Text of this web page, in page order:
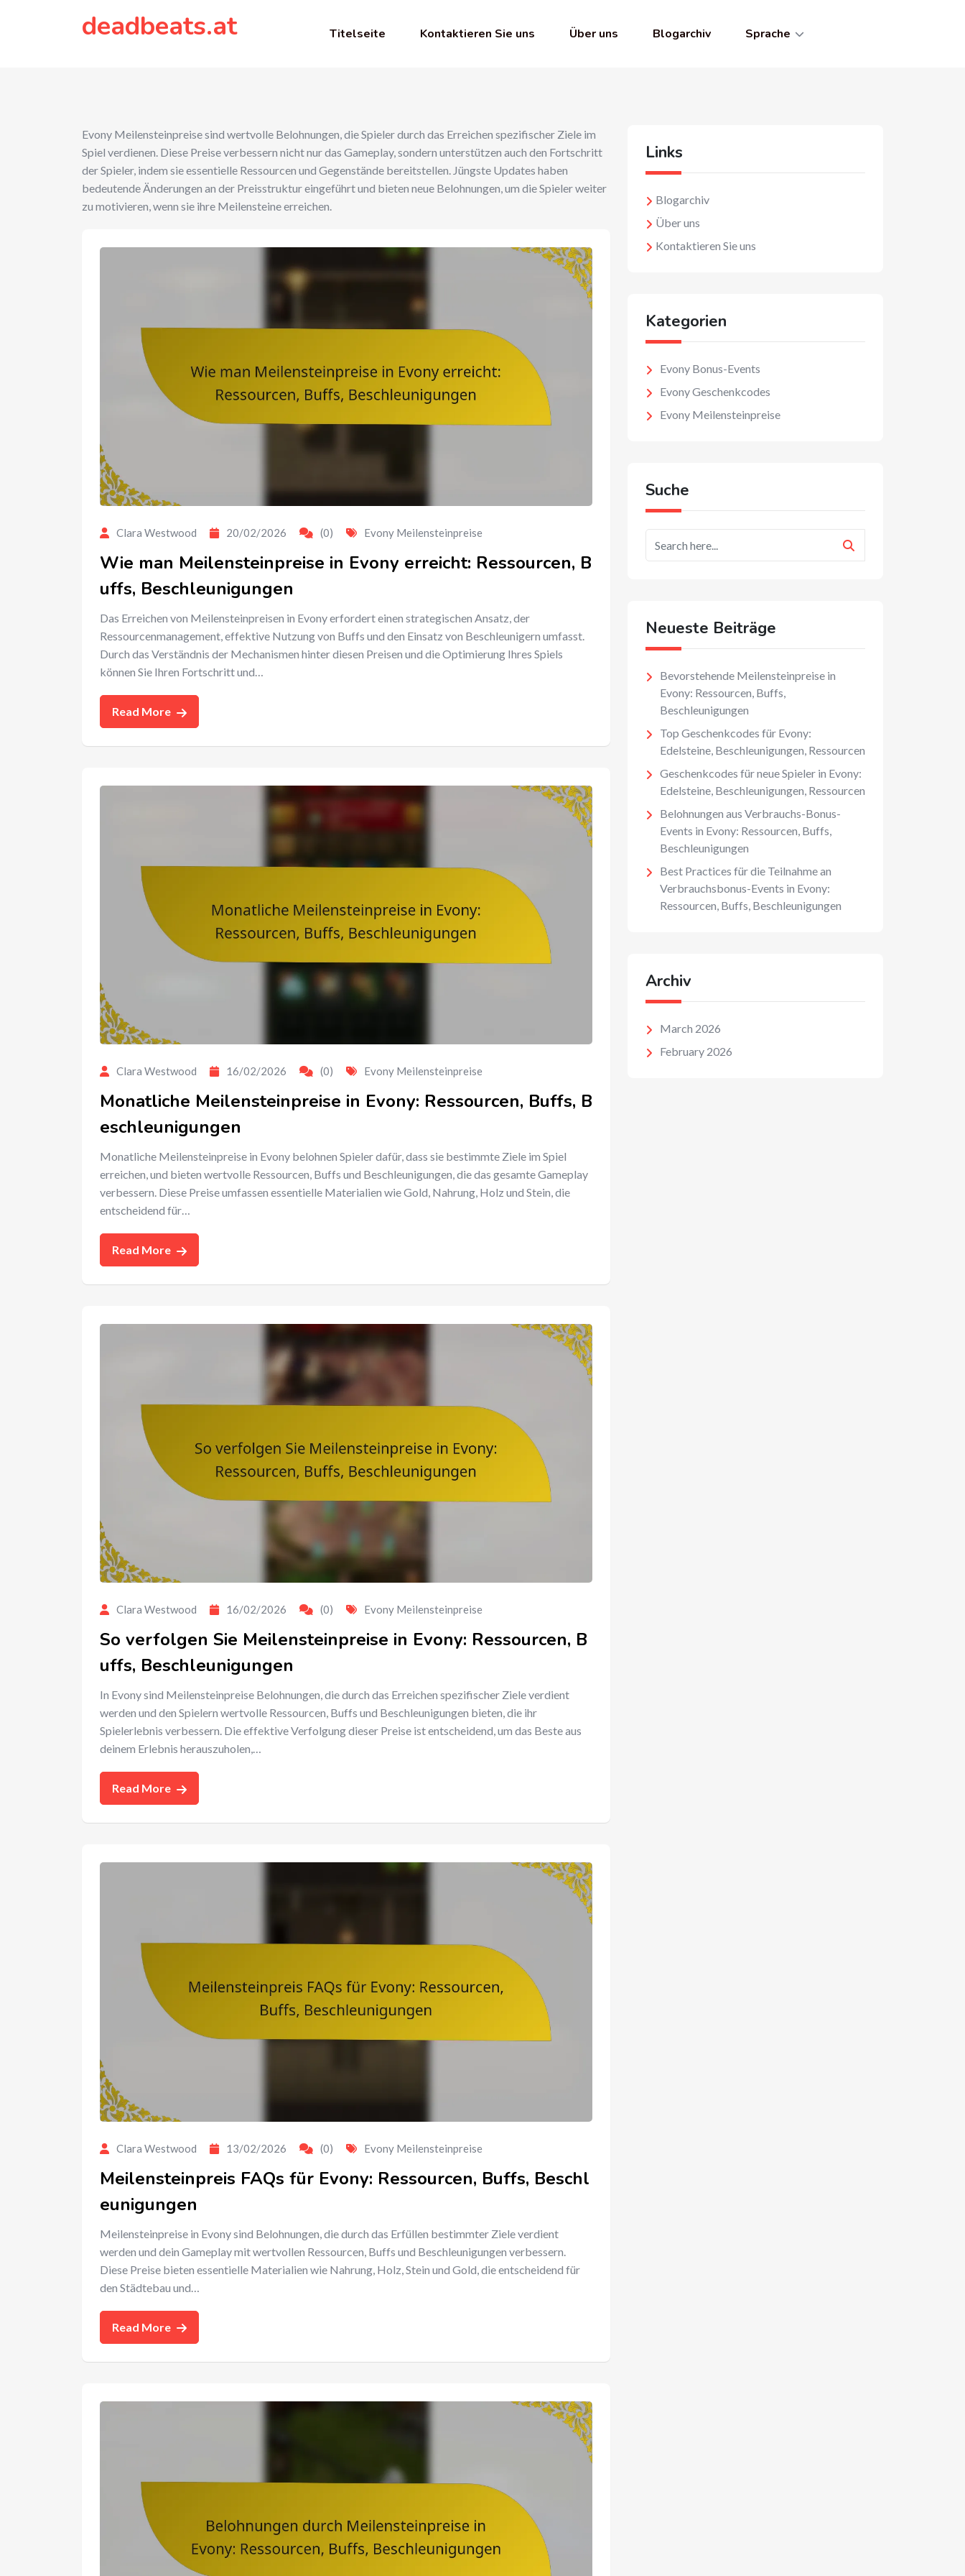
deadbeats.at Titelseite Kontaktieren Sie uns Über uns Blogarchiv Sprache
Evony Meilensteinpreise sind wertvolle Belohnungen, die Spieler durch das Erreichen spezifischer Ziele im
Spiel verdienen. Diese Preise verbessern nicht nur das Gameplay, sondern unterstützen auch den Fortschritt
der Spieler, indem sie essentielle Ressourcen und Gegenstände bereitstellen. Jüngste Updates haben
bedeutende Änderungen an der Preisstruktur eingeführt und bieten neue Belohnungen, um die Spieler weiter
zu motivieren, wenn sie ihre Meilensteine erreichen.
Clara Westwood 20/02/2026 (0) Evony Meilensteinpreise
Wie man Meilensteinpreise in Evony erreicht: Ressourcen, B
uffs, Beschleunigungen
Das Erreichen von Meilensteinpreisen in Evony erfordert einen strategischen Ansatz, der
Ressourcenmanagement, effektive Nutzung von Buffs und den Einsatz von Beschleunigern umfasst.
Durch das Verständnis der Mechanismen hinter diesen Preisen und die Optimierung Ihres Spiels
können Sie Ihren Fortschritt und…
Read More
Clara Westwood 16/02/2026 (0) Evony Meilensteinpreise
Monatliche Meilensteinpreise in Evony: Ressourcen, Buffs, B
eschleunigungen
Monatliche Meilensteinpreise in Evony belohnen Spieler dafür, dass sie bestimmte Ziele im Spiel
erreichen, und bieten wertvolle Ressourcen, Buffs und Beschleunigungen, die das gesamte Gameplay
verbessern. Diese Preise umfassen essentielle Materialien wie Gold, Nahrung, Holz und Stein, die
entscheidend für…
Read More
Clara Westwood 16/02/2026 (0) Evony Meilensteinpreise
So verfolgen Sie Meilensteinpreise in Evony: Ressourcen, B
uffs, Beschleunigungen
In Evony sind Meilensteinpreise Belohnungen, die durch das Erreichen spezifischer Ziele verdient
werden und den Spielern wertvolle Ressourcen, Buffs und Beschleunigungen bieten, die ihr
Spielerlebnis verbessern. Die effektive Verfolgung dieser Preise ist entscheidend, um das Beste aus
deinem Erlebnis herauszuholen,…
Read More
Clara Westwood 13/02/2026 (0) Evony Meilensteinpreise
Meilensteinpreis FAQs für Evony: Ressourcen, Buffs, Beschl
eunigungen
Meilensteinpreise in Evony sind Belohnungen, die durch das Erfüllen bestimmter Ziele verdient
werden und dein Gameplay mit wertvollen Ressourcen, Buffs und Beschleunigungen verbessern.
Diese Preise bieten essentielle Materialien wie Nahrung, Holz, Stein und Gold, die entscheidend für
den Städtebau und…
Read More
Links
Blogarchiv
Über uns
Kontaktieren Sie uns
Kategorien
Evony Bonus-Events
Evony Geschenkcodes
Evony Meilensteinpreise
Suche
Neueste Beiträge
Bevorstehende Meilensteinpreise in
Evony: Ressourcen, Buffs,
Beschleunigungen
Top Geschenkcodes für Evony:
Edelsteine, Beschleunigungen, Ressourcen
Geschenkcodes für neue Spieler in Evony:
Edelsteine, Beschleunigungen, Ressourcen
Belohnungen aus Verbrauchs-Bonus-
Events in Evony: Ressourcen, Buffs,
Beschleunigungen
Best Practices für die Teilnahme an
Verbrauchsbonus-Events in Evony:
Ressourcen, Buffs, Beschleunigungen
Archiv
March 2026
February 2026